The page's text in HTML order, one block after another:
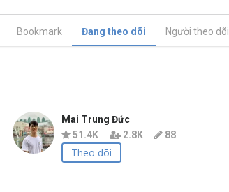
Bookmark Đang theo dõi Người theo dõi
Mai Trung Đức
51.4K
2.8K 88
Theo dõi